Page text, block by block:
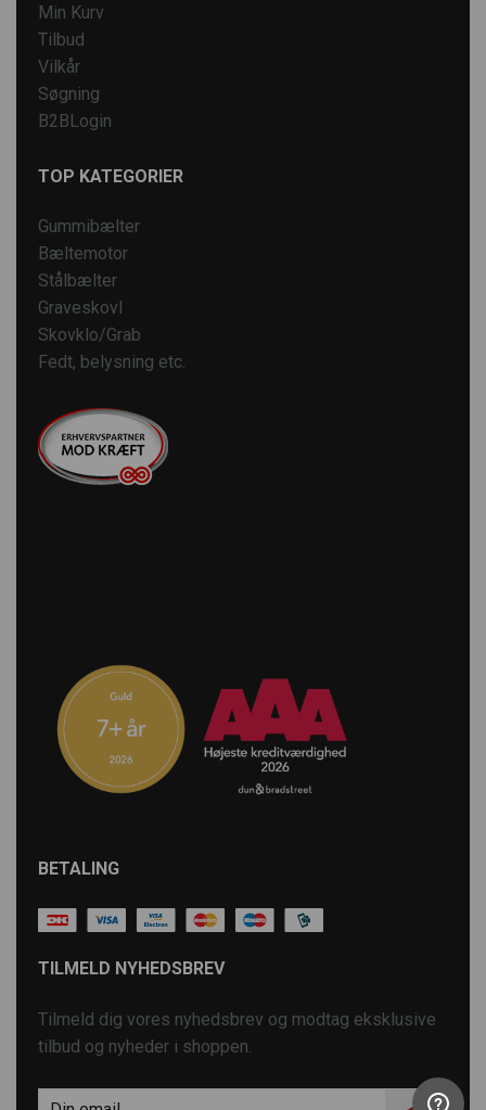
Min Kurv
Tilbud
Vilkår
Søgning
B2BLogin
TOP KATEGORIER
Gummibælter
Bæltemotor
Stålbælter
Graveskovl
Skovklo/Grab
Fedt, belysning etc.
BETALING
TILMELD NYHEDSBREV
Tilmeld dig vores nyhedsbrev og modtag eksklusive
tilbud og nyheder i shoppen.